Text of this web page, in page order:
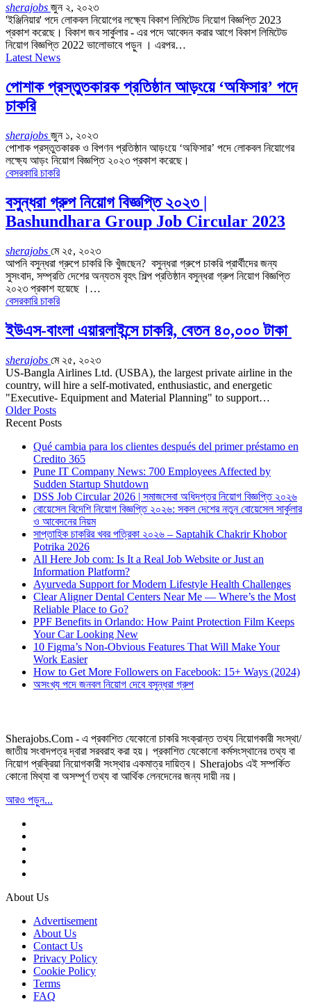
sherajobs জুন ২, ২০২৩
'ইঞ্জিনিয়ার' পদে লোকবল নিয়োগের লক্ষ্যে বিকাশ লিমিটেড নিয়োগ বিজ্ঞপ্তি 2023
প্রকাশ করেছে। বিকাশ জব সার্কুলার - এর পদে আবেদন করার আগে বিকাশ লিমিটেড
নিয়োগ বিজ্ঞপ্তি 2022 ভালোভাবে পড়ুন । এরপর…
Latest News
পোশাক প্রস্তুতকারক প্রতিষ্ঠান আড়ংয়ে ‘অফিসার’ পদে
চাকরি
sherajobs জুন ১, ২০২৩
পোশাক প্রস্তুতকারক ও বিপণন প্রতিষ্ঠান আড়ংয়ে ‘অফিসার’ পদে লোকবল নিয়োগের
লক্ষ্যে আড়ং নিয়োগ বিজ্ঞপ্তি ২০২৩ প্রকাশ করেছে।
বেসরকারি চাকরি
বসুন্ধরা গ্রুপ নিয়োগ বিজ্ঞপ্তি ২০২৩ |
Bashundhara Group Job Circular 2023
sherajobs মে ২৫, ২০২৩
আপনি বসুন্ধরা গ্রুপে চাকরি কি খুঁজছেন? বসুন্ধরা গ্রুপে চাকরি প্রার্থীদের জন্য
সুসংবাদ, সম্প্রতি দেশের অন্যতম বৃহৎ শিল্প প্রতিষ্ঠান বসুন্ধরা গ্রুপ নিয়োগ বিজ্ঞপ্তি
২০২৩ প্রকাশ হয়েছে ।…
বেসরকারি চাকরি
ইউএস-বাংলা এয়ারলাইন্সে চাকরি, বেতন ৪০,০০০ টাকা
sherajobs মে ২৫, ২০২৩
US-Bangla Airlines Ltd. (USBA), the largest private airline in the
country, will hire a self-motivated, enthusiastic, and energetic
"Executive- Equipment and Material Planning" to support…
Older Posts
Recent Posts
Qué cambia para los clientes después del primer préstamo en
Credito 365
Pune IT Company News: 700 Employees Affected by
Sudden Startup Shutdown
DSS Job Circular 2026 | সমাজসেবা অধিদপ্তর নিয়োগ বিজ্ঞপ্তি ২০২৬
বোয়েসেল বিদেশি নিয়োগ বিজ্ঞপ্তি ২০২৬: সকল দেশের নতুন বোয়েসেল সার্কুলার
ও আবেদনের নিয়ম
সাপ্তাহিক চাকরির খবর পত্রিকা ২০২৬ – Saptahik Chakrir Khobor
Potrika 2026
All Here Job com: Is It a Real Job Website or Just an
Information Platform?
Ayurveda Support for Modern Lifestyle Health Challenges
Clear Aligner Dental Centers Near Me — Where’s the Most
Reliable Place to Go?
PPF Benefits in Orlando: How Paint Protection Film Keeps
Your Car Looking New
10 Figma’s Non-Obvious Features That Will Make Your
Work Easier
How to Get More Followers on Facebook: 15+ Ways (2024)
অসংখ্য পদে জনবল নিয়োগ দেবে বসুন্ধরা গ্রুপ
Sherajobs.Com - এ প্রকাশিত যেকোনো চাকরি সংক্রান্ত তথ্য নিয়োগকারী সংস্থা/
জাতীয় সংবাদপত্র দ্বারা সরবরাহ করা হয়। প্রকাশিত যেকোনো কর্মসংস্থানের তথ্য বা
নিয়োগ প্রক্রিয়া নিয়োগকারী সংস্থার একমাত্র দায়িত্ব। Sherajobs এই সম্পর্কিত
কোনো মিথ্যা বা অসম্পূর্ণ তথ্য বা আর্থিক লেনদেনের জন্য দায়ী নয়।
আরও পড়ুন...
About Us
Advertisement
About Us
Contact Us
Privacy Policy
Cookie Policy
Terms
FAQ